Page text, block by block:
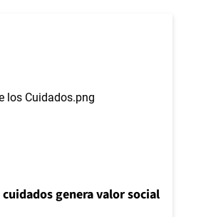
genera valor social